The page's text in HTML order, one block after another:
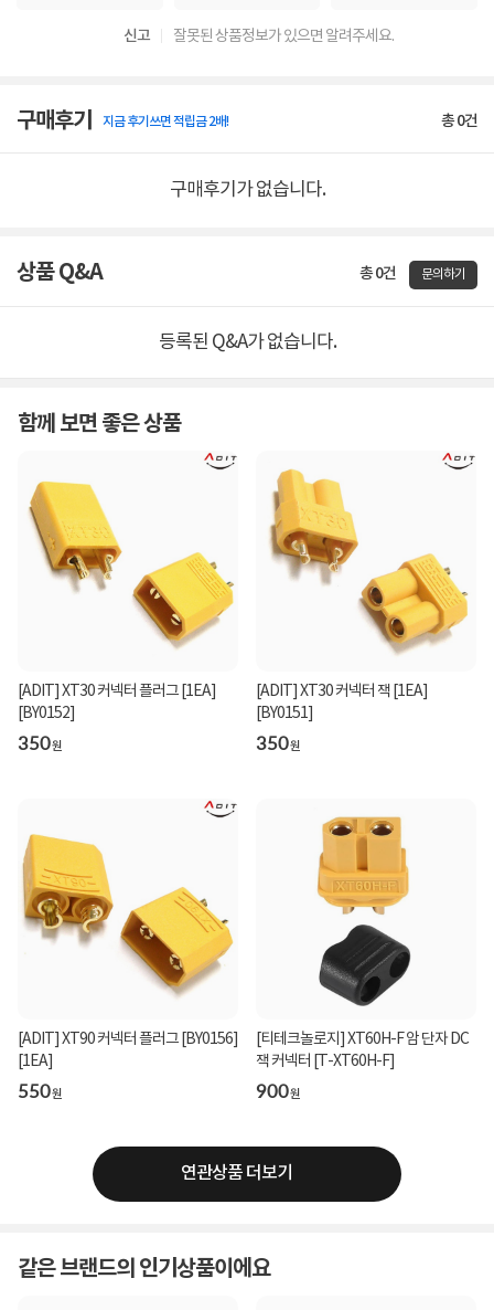
신고 잘못된 상품정보가 있으면 알려주세요.
구매후기 지금 후기쓰면 적립금 2배! 총0건
구매후기가 없습니다.
상품 Q&A 총 0건 문의하기
등록된 Q&A가 없습니다.
함께 보면 좋은 상품
[ADIT] XT30 커넥터 플러그 [1EA]
[BY0152]
350원
[ADIT] XT30 커넥터 잭 [1EA]
[BY0151]
350원
[ADIT] XT90 커넥터 플러그 [BY0156]
[1EA]
550원
[티테크놀로지] XT60H-F 암 단자 DC
잭 커넥터 [T-XT60H-F]
900원
연관상품 더보기
같은 브랜드의 인기상품이에요